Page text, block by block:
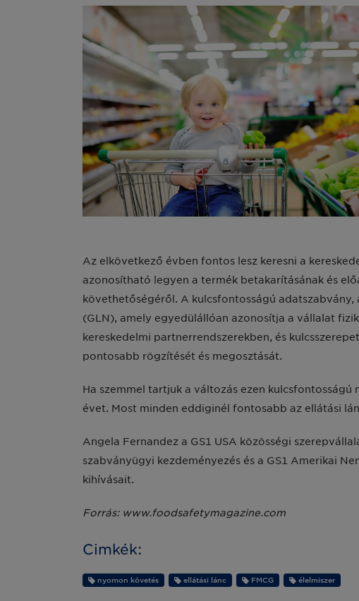
Az elkövetkező évben fontos lesz keresni a
azonosítható legyen a termék betakarításának és
követhetőségéről. A kulcsfontosságú
(GLN), amely egyedülállóan azonosítja a vállalat
kereskedelmi partnerrendszerekben, és
pontosabb rögzítését és megosztását.
Ha szemmel tartjuk a változás ezen
évet. Most minden eddiginél fontosabb az ellátási
Angela Fernandez a GS1 USA közösségi
szabványügyi kezdeményezés és a GS1 Amerikai
kihívásait.
Forrás: www.foodsafetymagazine.com
Cimkék:
nyomon követés ellátási lánc FMCG élelmiszer